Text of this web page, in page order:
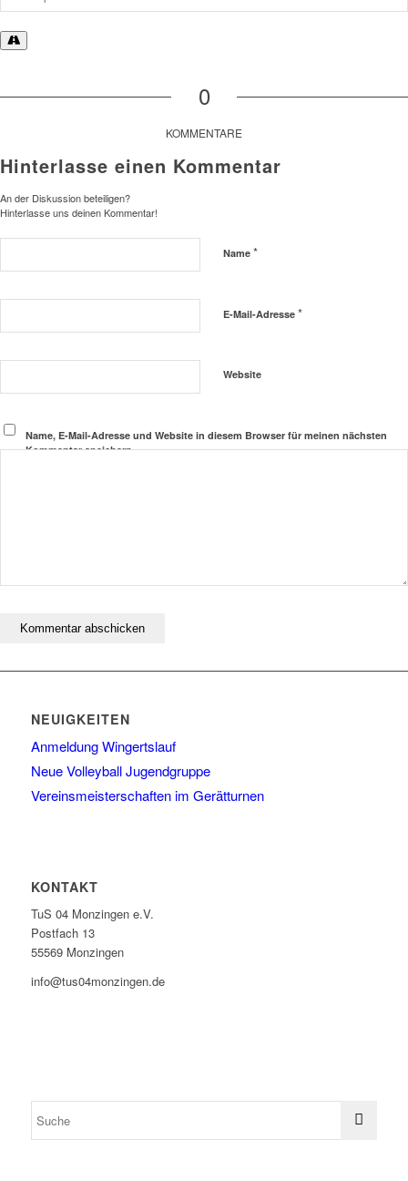
0
KOMMENTARE
Hinterlasse einen Kommentar
An der Diskussion beteiligen?
Hinterlasse uns deinen Kommentar!
Name *
E-Mail-Adresse *
Website
Name, E-Mail-Adresse und Website in diesem Browser für meinen nächsten
Kommentar speichern.
NEUIGKEITEN
Anmeldung Wingertslauf
Neue Volleyball Jugendgruppe
Vereinsmeisterschaften im Gerätturnen
KONTAKT
TuS 04 Monzingen e.V.
Postfach 13
55569 Monzingen
info@tus04monzingen.de